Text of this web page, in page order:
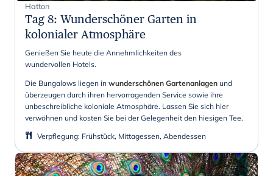
Hatton
Tag 8: Wunderschöner Garten in
kolonialer Atmosphäre
Genießen Sie heute die Annehmlichkeiten des
wundervollen Hotels.
Die Bungalows liegen in wunderschönen Gartenanlagen und
überzeugen durch ihren hervorragenden Service sowie ihre
unbeschreibliche koloniale Atmosphäre. Lassen Sie sich hier
verwöhnen und kosten Sie bei der Gelegenheit den hiesigen Tee.
Verpflegung: Frühstück, Mittagessen, Abendessen